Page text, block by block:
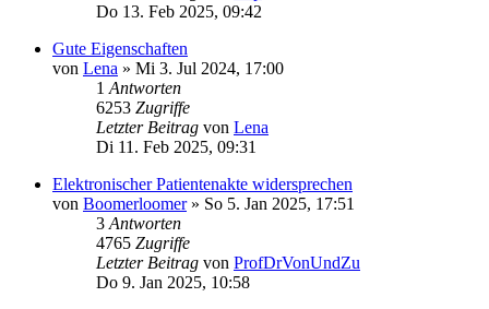
Do 13. Feb 2025, 09:42
Gute Eigenschaften
von Lena » Mi 3. Jul 2024, 17:00
1 Antworten
6253 Zugriffe
Letzter Beitrag von Lena
Di 11. Feb 2025, 09:31
Elektronischer Patientenakte widersprechen
von Boomerloomer» So 5. Jan 2025, 17:51
3 Antworten
4765 Zugriffe
Letzter Beitrag von ProfDrVonUndZu
Do 9. Jan 2025, 10:58